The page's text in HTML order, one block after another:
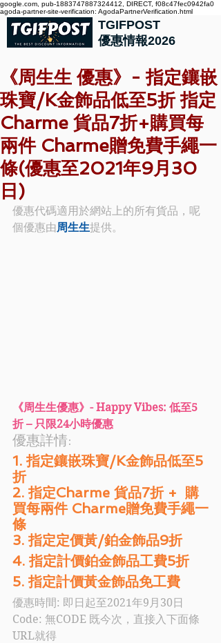
google.com, pub-1883747887324412, DIRECT, f08c47fec0942fa0
agoda-partner-site-verification: AgodaPartnerVerification.html
TGIFPOST
優惠情報2026
《周生生 優惠》- 指定鑲嵌
珠寶/K金飾品低至5折 指定
Charme 貨品7折+購買每
兩件 Charme贈免費手繩一
條(優惠至2021年9月30
日)
優惠代碼適用於網站上的所有貨品，呢
個優惠由周生生提供。
《周生生優惠》- Happy Vibes: 低至5
折 – 只限24小時優惠
優惠詳情:
1. 指定鑲嵌珠寶/K金飾品低至5
折
2. 指定Charme 貨品7折 +  購
買每兩件 Charme贈免費手繩一
條
3. 指定定價黃/鉑金飾品9折
4. 指定計價鉑金飾品工費5折
5. 指定計價黃金飾品免工費
優惠時間: 即日起至2021年9月30日
Code: 無CODE 既今次，直接入下面條
URL就得